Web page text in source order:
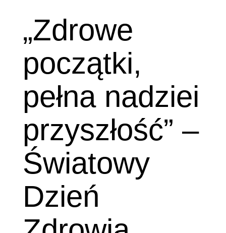
„Zdrowe
początki,
pełna nadziei
przyszłość” –
Światowy
Dzień